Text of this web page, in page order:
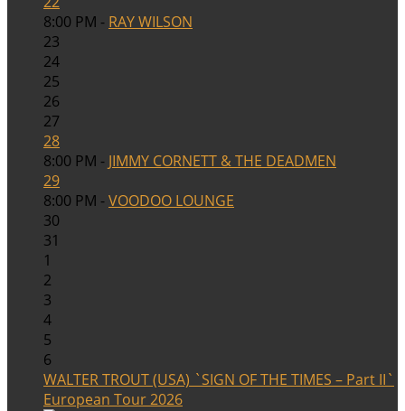
8:00 PM - RAY WILSON
23
24
25
26
27
28
8:00 PM - JIMMY CORNETT & THE DEADMEN
29
8:00 PM -VOODOO LOUNGE
30
31
1
2
3
4
5
6
WALTER TROUT (USA) `SIGN OF THE TIMES – Part II`
European Tour 2026